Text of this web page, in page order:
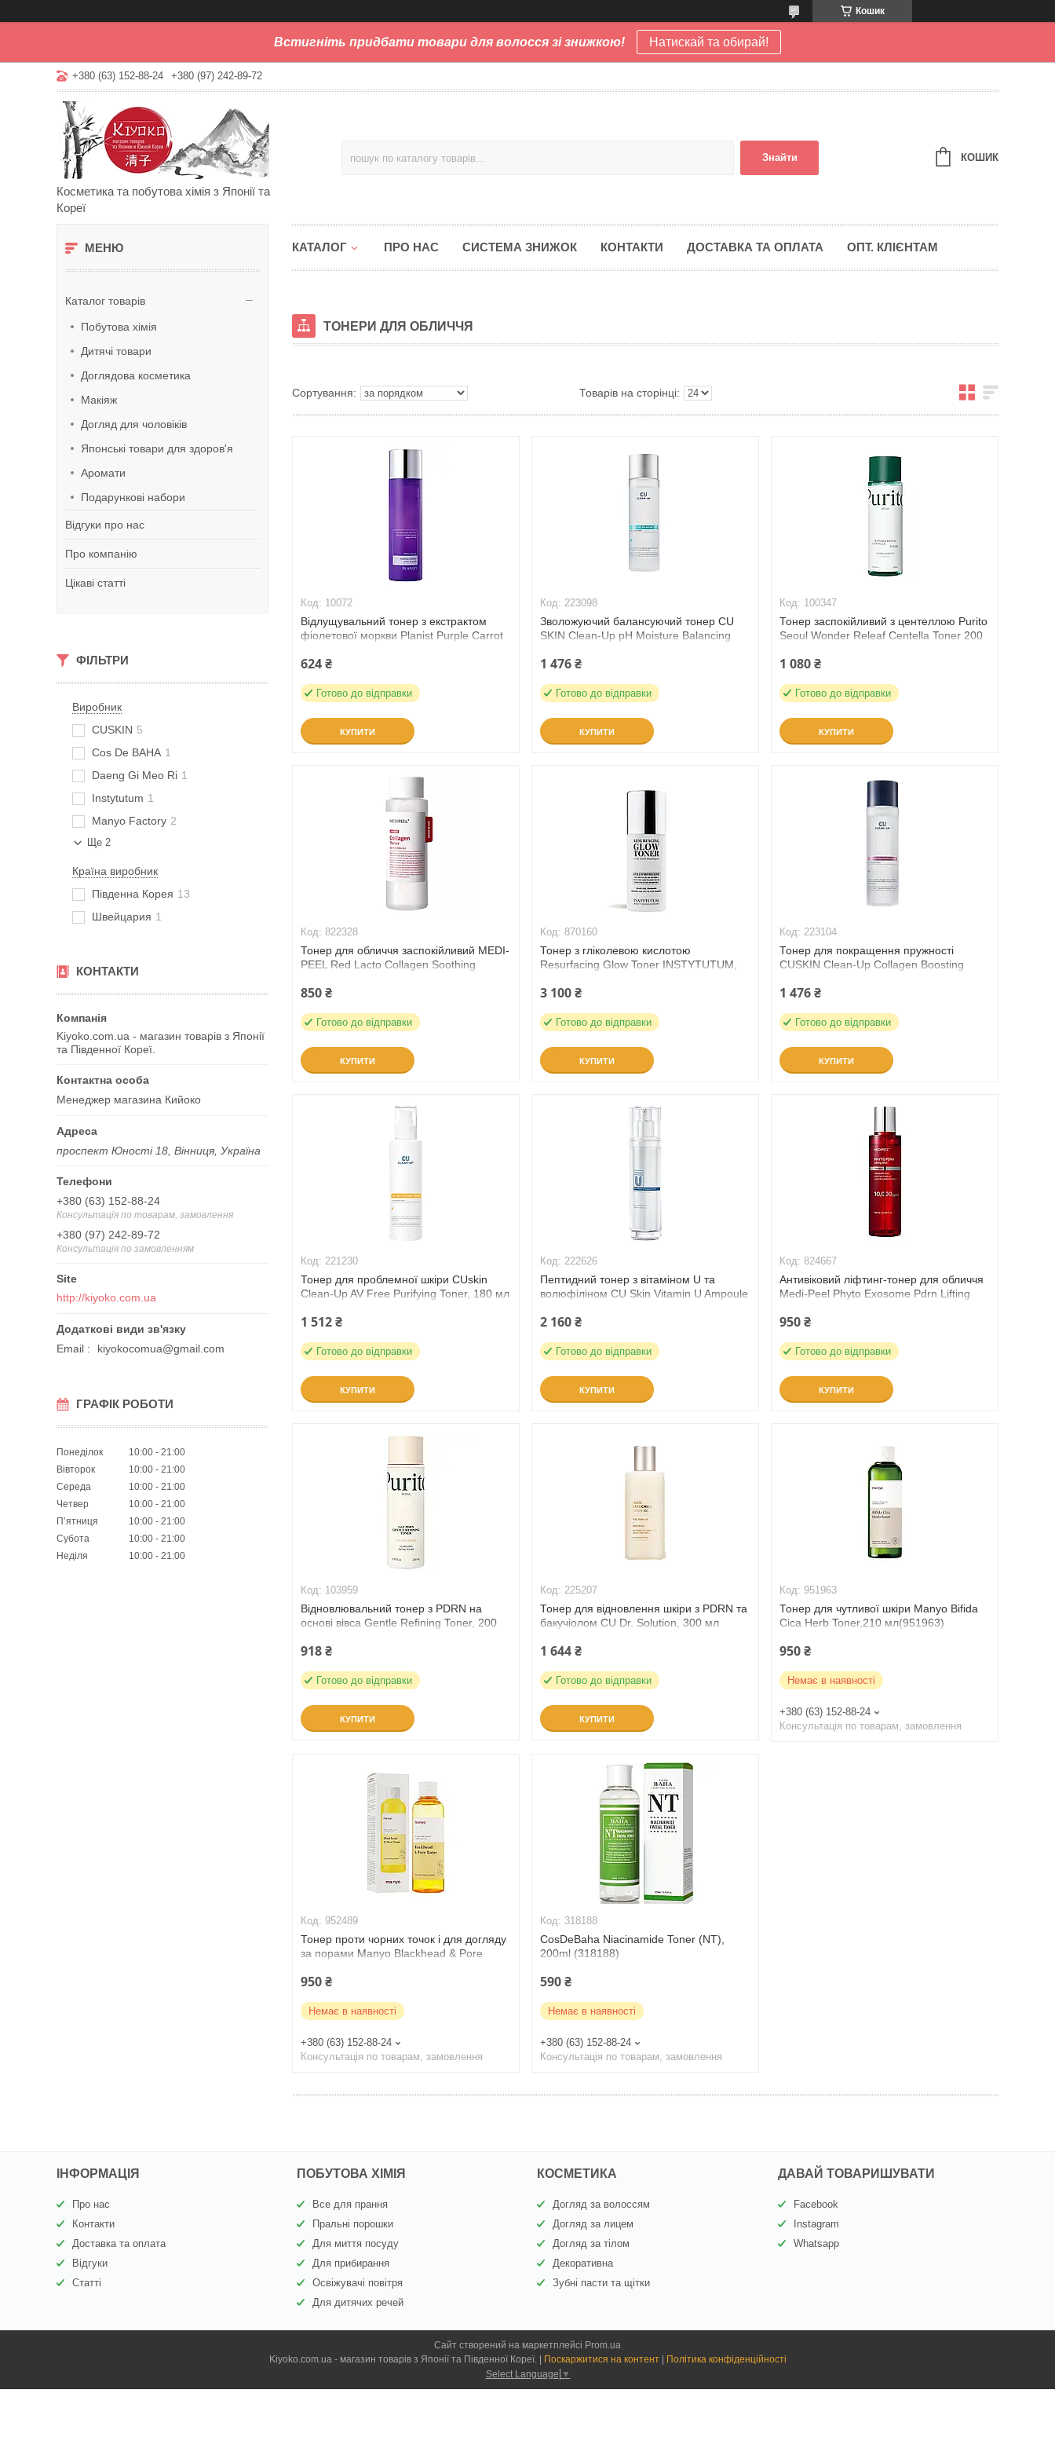
Кошик
Встигніть придбати товари для волосся зі знижкою! Натискай та обирай!
+380 (63) 152-88-24 +380 (97) 242-89-72
Косметика та побутова хімія з Японії та
Кореї
Знайти КОШИК
Каталог товарів
Побутова хімія
Дитячі товари
Доглядова косметика
Макіяж
Догляд для чоловіків
Японські товари для здоров'я
Аромати
Подарункові набори
Відгуки про нас
Про компанію
Цікаві статті
ФІЛЬТРИ
Виробник
CUSKIN 5
Cos De BAHA 1
Daeng Gi Meo Ri 1
Instytutum 1
Manyo Factory 2
Ще 2
Країна виробник
Південна Корея 13
Швейцария 1
КОНТАКТИ
Kiyoko.com.ua - магазин товарів з Японії
та Південної Кореї.
Менеджер магазина Кийоко
проспект Юності 18, Вінниця, Україна
+380 (63) 152-88-24
Консультація по товарам, замовлення
+380 (97) 242-89-72
Консультація по замовленням
http://kiyoko.com.ua
Email kiyokocomua@gmail.com
ГРАФІК РОБОТИ
Понеділок 10:00
21:00
Вівторок
10:00
21:00
Середа
10:00
21:00
Четвер
10:00
21:00
Пʼятниця
10:00
21:00
Субота
10:00
21:00
Неділя
10:00 21:00
КАТАЛОГ ПРО НАС СИСТЕМА ЗНИЖОК КОНТАКТИ ДОСТАВКА ТА ОПЛАТА ОПТ. КЛІЄНТАМ
ТОНЕРИ ДЛЯ ОБЛИЧЧЯ
10072
Відлущувальний тонер з екстрактом
фіолетової моркви Planist Purple Carrot
624 ₴
Готово до відправки
КУПИТИ
223098
Зволожуючий балансуючий тонер CU
SKIN Clean-Up pH Moisture Balancing
1 476 ₴
Готово до відправки
КУПИТИ
100347
Тонер заспокійливий з центеллою Purito
Seoul Wonder Releaf Centella Toner 200
1 080 ₴
Готово до відправки
КУПИТИ
822328
Тонер для обличчя заспокійливий MEDI-
PEEL Red Lacto Collagen Soothing
850 ₴
Готово до відправки
КУПИТИ
870160
Тонер з гліколевою кислотою
Resurfacing Glow Toner INSTYTUTUM,
3 100 ₴
Готово до відправки
КУПИТИ
223104
Тонер для покращення пружності
CUSKIN Clean-Up Collagen Boosting
1 476 ₴
Готово до відправки
КУПИТИ
221230
Тонер для проблемної шкіри CUskin
Clean-Up AV Free Purifying Toner, 180 мл
1 512 ₴
Готово до відправки
КУПИТИ
222626
Пептидний тонер з вітаміном U та
волюфіліном CU Skin Vitamin U Ampoule
2 160 ₴
Готово до відправки
КУПИТИ
824667
Антивіковий ліфтинг-тонер для обличчя
Medi-Peel Phyto Exosome Pdrn Lifting
950 ₴
Готово до відправки
КУПИТИ
103959
Відновлювальний тонер з PDRN на
основі вівса Gentle Refining Toner, 200
918 ₴
Готово до відправки
КУПИТИ
225207
Тонер для відновлення шкіри з PDRN та
бакучіолом CU Dr. Solution, 300 мл
1 644 ₴
Готово до відправки
КУПИТИ
951963
Тонер для чутливої шкіри Manyo Bifida
Cica Herb Toner,210 мл(951963)
950 ₴
Немає в наявності
+380 (63) 152-88-24
Консультація по товарам, замовлення
952489
Тонер проти чорних точок і для догляду
за порами Manyo Blackhead & Pore
950 ₴
Немає в наявності
+380 (63) 152-88-24
Консультація по товарам, замовлення
318188
CosDeBaha Niacinamide Toner (NT),
200ml (318188)
590 ₴
Немає в наявності
+380 (63) 152-88-24
Консультація по товарам, замовлення
ІНФОРМАЦІЯ
Про нас
Контакти
Доставка та оплата
Відгуки
Статті
ПОБУТОВА ХІМІЯ
Все для прання
Пральні порошки
Для миття посуду
Для прибирання
Освіжувачі повітря
Для дитячих речей
КОСМЕТИКА
Догляд за волоссям
Догляд за лицем
Догляд за тілом
Декоративна
Зубні пасти та щітки
ДАВАЙ ТОВАРИШУВАТИ
Facebook
Instagram
Whatsapp
Сайт створений на маркетплейсі Prom.ua
Поскаржитися на контент
Політика конфіденційності
Select Language ▼